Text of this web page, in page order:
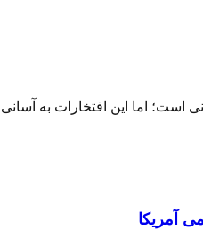
اما این افتخارات به
آمریکا